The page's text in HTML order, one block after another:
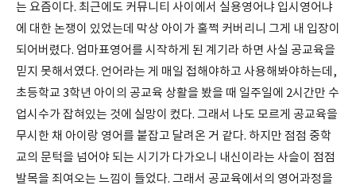
는 요즘이다. 최근에도 커뮤니티 사이에서 실용영어냐 입시영어냐
에 대한 논쟁이 있었는데 막상 아이가 훌쩍 커버리니 그게 내 입장이
되어버렸다. 엄마표영어를 시작하게 된 계기라 하면 사실 공교육을
믿지 못해서였다. 언어라는 게 매일 접해야하고 사용해봐야하는데,
초등학교 3학년 아이의 공교육 상활을 봤을 때 일주일에 2시간만 수
업시수가 잡혀있는 것에 실망이 컸다. 그래서 나도 모르게 공교육을
무시한 채 아이랑 영어를 붙잡고 달려온 거 같다. 하지만 점점 중학
교의 문턱을 넘어야 되는 시기가 다가오니 내신이라는 사슬이 점점
발목을 죄여오는 느낌이 들었다. 그래서 공교육에서의 영어과정을